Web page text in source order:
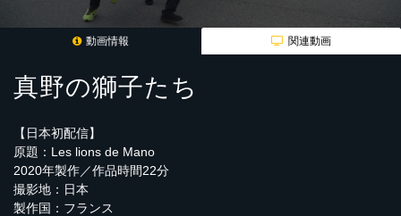
動画情報 関連動画
真野の獅子たち
【日本初配信】
原題：Les lions de Mano
2020年製作／作品時間22分
撮影地：日本
製作国：フランス